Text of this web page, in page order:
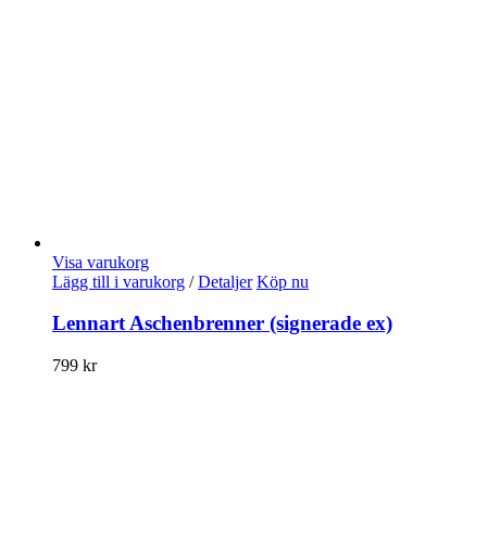
Visa varukorg
Lägg till i varukorg / Detaljer Köp nu
Lennart Aschenbrenner (signerade ex)
799 kr